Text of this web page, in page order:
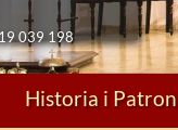
039 198
Historia i Patron